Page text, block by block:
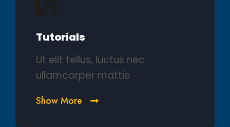
Tutorials
Ut elit tellus, luctus nec
ullamcorper mattis.
Show More